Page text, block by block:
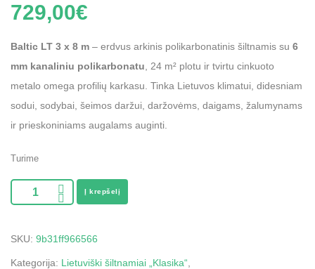
729,00€
Baltic LT 3 x 8 m – erdvus arkinis polikarbonatinis šiltnamis su 6
mm kanaliniu polikarbonatu , 24 m² plotu ir tvirtu cinkuoto
metalo omega profilių karkasu. Tinka Lietuvos klimatui, didesniam
sodui, sodybai, šeimos daržui, daržovėms, daigams, žalumynams
ir prieskoniniams augalams auginti.
Turime
Į krepšelį
SKU: 9b31ff966566
Kategorija: Lietuviški šiltnamiai „Klasika“